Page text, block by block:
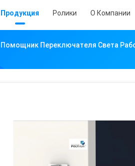
Продукция Ролики О Компании
Переключателя Света